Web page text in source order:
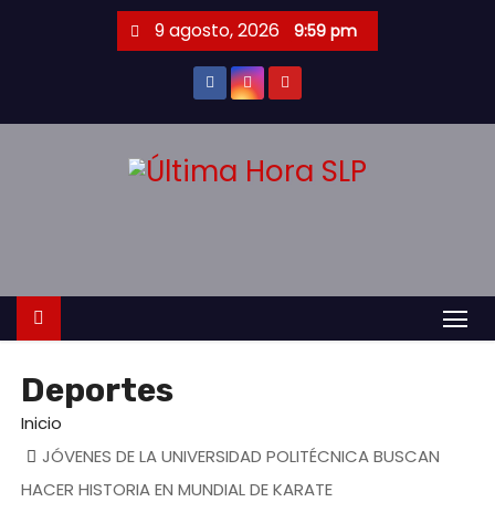
o
9 agosto, 2026 9:59 pm
Deportes
Inicio
JÓVENES DE LA UNIVERSIDAD POLITÉCNICA BUSCAN
HACER HISTORIA EN MUNDIAL DE KARATE